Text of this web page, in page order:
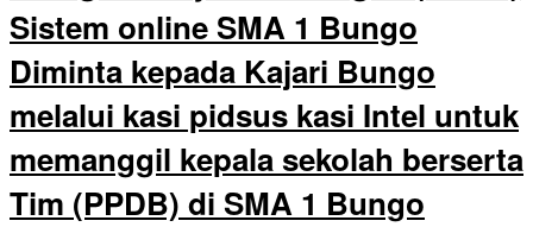
Sistem online SMA 1 Bungo
Diminta kepada Kajari Bungo
melalui kasi pidsus kasi Intel untuk
memanggil kepala sekolah berserta
Tim (PPDB) di SMA 1 Bungo